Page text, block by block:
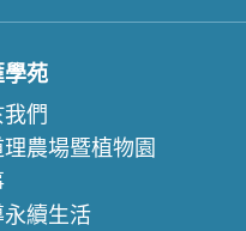
苑
們
農場暨植物園
續生活